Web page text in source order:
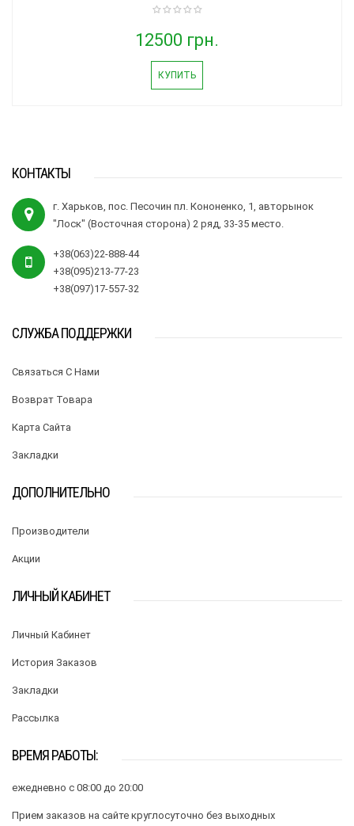
12500 грн.
КУПИТЬ
КОНТАКТЫ
г. Харьков, пос. Песочин пл. Кононенко, 1, авторынок
"Лоск" (Восточная сторона) 2 ряд, 33-35 место.
+38(063)22-888-44
+38(095)213-77-23
+38(097)17-557-32
СЛУЖБА ПОДДЕРЖКИ
Связаться С Нами
Возврат Товара
Карта Сайта
Закладки
ДОПОЛНИТЕЛЬНО
Производители
Акции
ЛИЧНЫЙ КАБИНЕТ
Личный Кабинет
История Заказов
Закладки
Рассылка
ВРЕМЯ РАБОТЫ:
ежедневно с 08:00 до 20:00
Прием заказов на сайте круглосуточно без выходных